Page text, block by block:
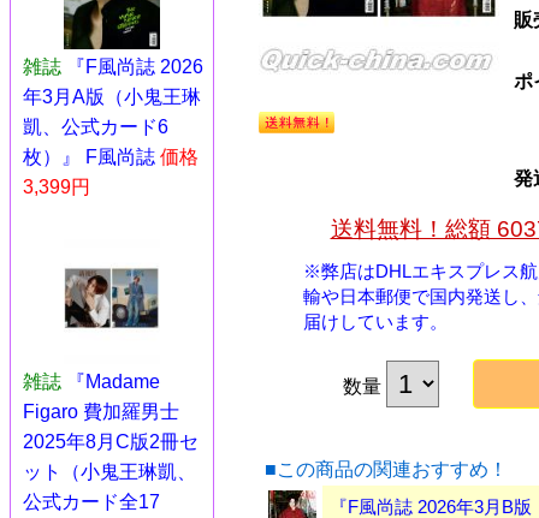
雑誌
『F風尚誌 2026
年3月A版（小鬼王琳
凱、公式カード6
枚）』 F風尚誌 価格
3,399円
雑誌
『Madame
Figaro 費加羅男士
2025年8月C版2冊セ
ット（小鬼王琳凱、
公式カード全17
販
ポ
発
送料無料！総額
※弊店はDHLエキスプレス
輸や日本郵便で国内発送し
届けしています。
数量
■この商品の関連おすすめ！
『F風尚誌 2026年3月B